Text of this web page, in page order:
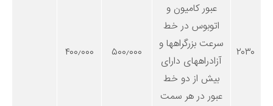
۲۰۳۰
عبور کامیون و
اتوبوس در خط
سرعت بزرگراهها و
آزادراههای دارای
بیش از دو خط
عبور در هر سمت
۵۰۰٫۰۰۰ ۴۰۰٫۰۰۰